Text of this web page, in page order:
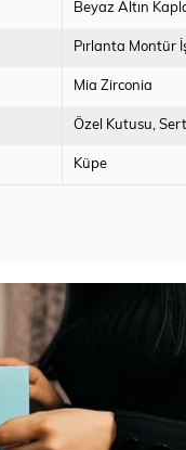
Beyaz Altın
Pırlanta Montür
Mia Zirconia
Özel Kutusu
Küpe